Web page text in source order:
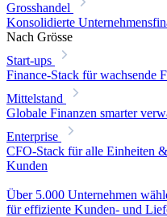
Grosshandel
Konsolidierte
Nach Grösse
Start-ups
Finance-Stack für wachsende
Mittelstand
Globale Finanzen smarter
Enterprise
CFO-Stack für alle Einheiten
Kunden
Über 5.000 Unternehmen
für effiziente Kunden- und